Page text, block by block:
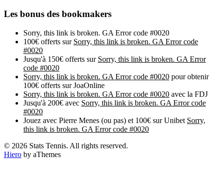
Les bonus des bookmakers
Sorry, this link is broken. GA Error code #0020
100€ offerts sur Sorry, this link is broken. GA Error code
#0020
Jusqu'à 150€ offerts sur Sorry, this link is broken. GA Error
code #0020
Sorry, this link is broken. GA Error code #0020 pour obtenir
100€ offerts sur JoaOnline
Sorry, this link is broken. GA Error code #0020 avec la FDJ
Jusqu'à 200€ avec Sorry, this link is broken. GA Error code
#0020
Jouez avec Pierre Menes (ou pas) et 100€ sur Unibet Sorry,
this link is broken. GA Error code #0020
© 2026 Stats Tennis. All rights reserved.
Hiero by aThemes